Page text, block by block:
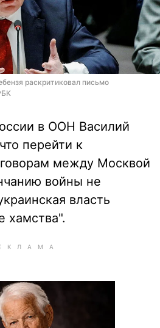
раскритиковал письмо
в ООН Василий
перейти к
между Москвой
войны не
власть
хамства".